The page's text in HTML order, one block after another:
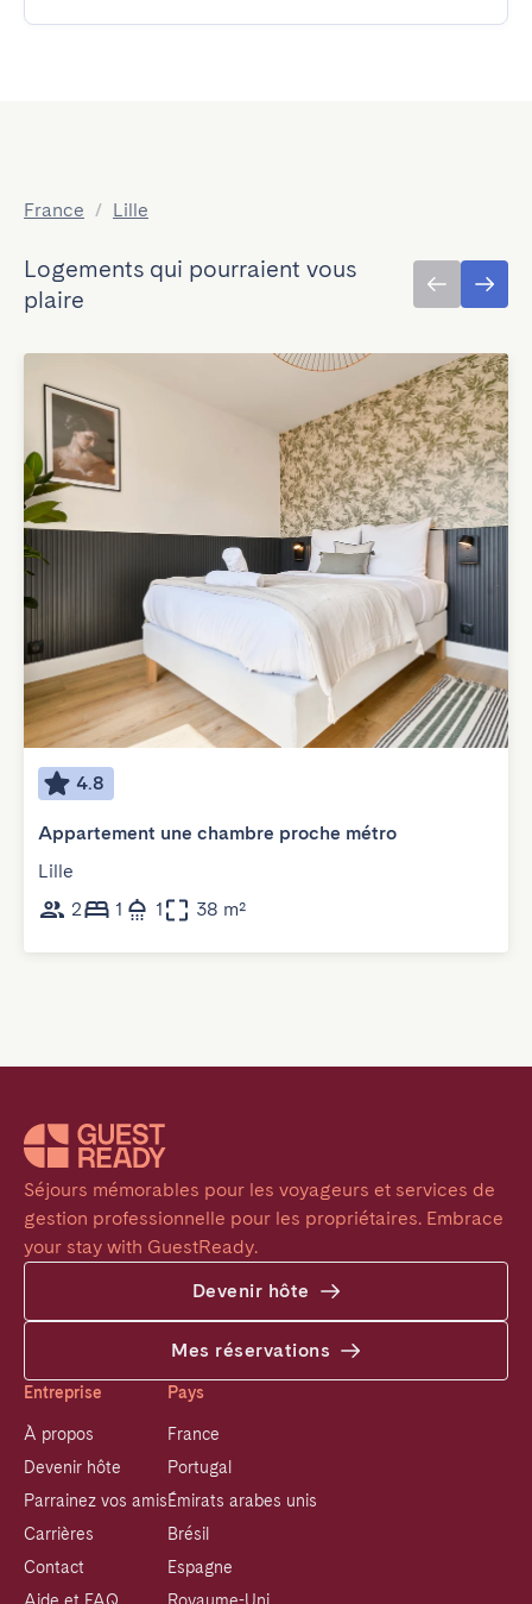
France / Lille
Logements qui pourraient vous
plaire
4.8
Appartement une chambre proche métro
Lille
2
1 1 38 m²
Séjours mémorables pour les voyageurs et services de
gestion professionnelle pour les propriétaires. Embrace
your stay with GuestReady.
Devenir hôte
Mes réservations
Entreprise
À propos
Devenir hôte
Parrainez vos amis
Carrières
Contact
Pays
France
Portugal
Émirats arabes unis
Brésil
Espagne